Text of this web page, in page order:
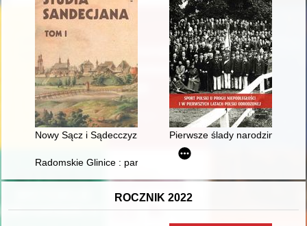
Nowy Sącz i Sądecczyzna w badaniach historyków
Pierwsze ślady narodzin
Radomskie Glinice : parafia, dzielnica, wspólnota
ROCZNIK 2022